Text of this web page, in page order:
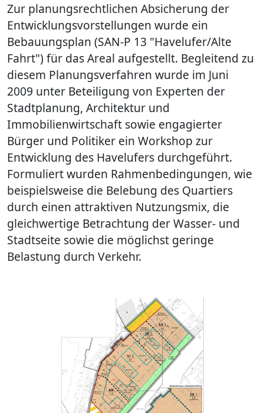
Zur planungsrechtlichen Absicherung der
Entwicklungsvorstellungen wurde ein
Bebauungsplan (SAN-P 13 "Havelufer/Alte
Fahrt") für das Areal aufgestellt. Begleitend zu
diesem Planungsverfahren wurde im Juni
2009 unter Beteiligung von Experten der
Stadtplanung, Architektur und
Immobilienwirtschaft sowie engagierter
Bürger und Politiker ein Workshop zur
Entwicklung des Havelufers durchgeführt.
Formuliert wurden Rahmenbedingungen, wie
beispielsweise die Belebung des Quartiers
durch einen attraktiven Nutzungsmix, die
gleichwertige Betrachtung der Wasser- und
Stadtseite sowie die möglichst geringe
Belastung durch Verkehr.